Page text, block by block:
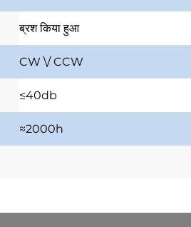
ब्रश किया हुआ
CW \/ CCW
≤40db
≈2000h